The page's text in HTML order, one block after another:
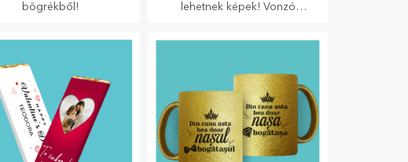
bögrékből!
lehetnek képek! Vonzó